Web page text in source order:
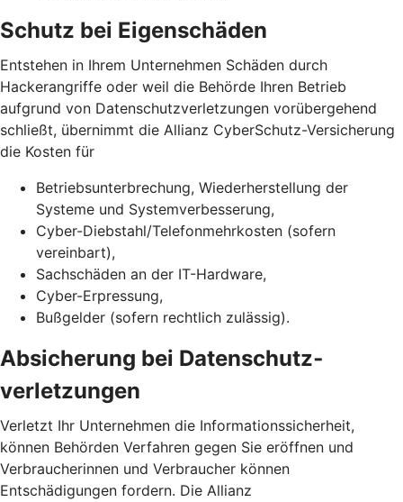
Schutz bei Eigenschäden
Entstehen in Ihrem Unternehmen Schäden durch
Hackerangriffe oder weil die Behörde Ihren Betrieb
aufgrund von Datenschutz­verletzungen vorübergehend
schließt, übernimmt die Allianz CyberSchutz-Versicherung
die Kosten für
Betriebsunterbrechung, Wiederherstellung der
Systeme und Systemverbesserung,
Cyber-Diebstahl/Telefonmehrkosten (sofern
vereinbart),
Sachschäden an der IT-Hardware,
Cyber-Erpressung,
Bußgelder (sofern rechtlich zulässig).
Absicherung bei Daten­schutz­
verletzungen
Verletzt Ihr Unternehmen die Informationssicherheit,
können Behörden Verfahren gegen Sie eröffnen und
Verbraucherinnen und Verbraucher können
Entschädigungen fordern. Die Allianz